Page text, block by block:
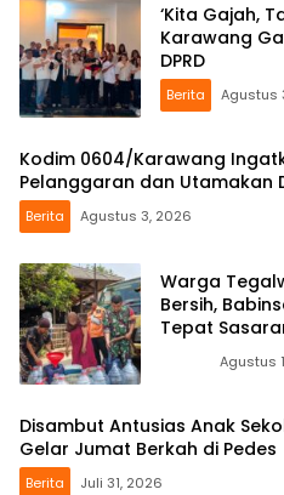
‘Kita Gajah,
Karawang
DPRD
Berita Agustus
Kodim 0604/Karawang
Pelanggaran dan Utamakan
Berita Agustus 3, 2026
Warga
Bersih,
Tepat
Agustus
Disambut Antusias Anak
Gelar Jumat Berkah di Pedes
Berita Juli 31, 2026